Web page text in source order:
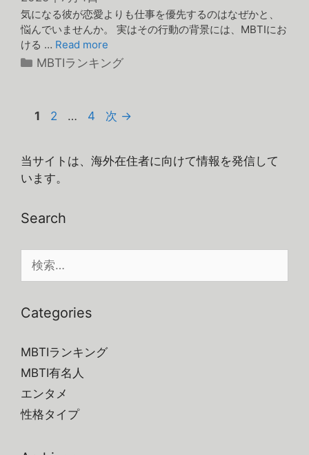
気になる彼が恋愛よりも仕事を優先するのはなぜかと、
悩んでいませんか。 実はその行動の背景には、MBTIにお
ける … Read more
カ
リ
MBTIランキング
ペ
1
ペ
2 …
ペ
4 次 →
当サイトは、海外在住者に向けて情報を発信して
います。
Search
索:
Categories
MBTIランキング
MBTI有名人
エンタメ
性格タイプ